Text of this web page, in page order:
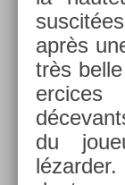
après
très
er­cices
du